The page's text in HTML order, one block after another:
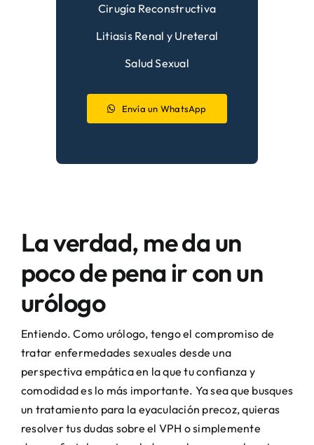
Cirugía Reconstructiva
Litiasis Renal y Ureteral
Salud Sexual
Envía un WhatsApp
La verdad, me da un
poco de pena ir con un
urólogo
Entiendo. Como urólogo, tengo el compromiso de
tratar enfermedades sexuales desde una
perspectiva empática en la que tu confianza y
comodidad es lo más importante. Ya sea que busques
un tratamiento para la eyaculación precoz, quieras
resolver tus dudas sobre el VPH o simplemente